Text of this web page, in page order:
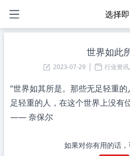
选择
世界如此
2023-07-29 行业资
“世界如其所是。那些无足轻重
足轻重的人，在这个世界上没有
—— 奈保尔
如果对你有用的话